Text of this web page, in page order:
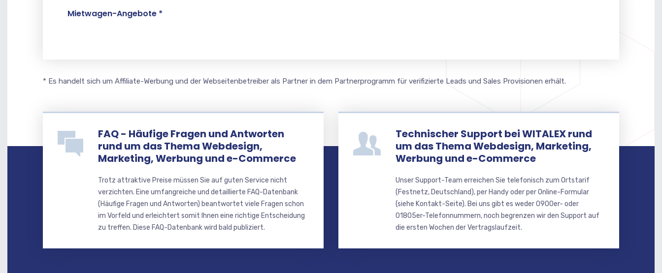
Mietwagen-Angebote *
* Es handelt sich um Affiliate-Werbung und der Webseitenbetreiber als Partner in dem Partnerprogramm für verifizierte Leads und Sales Provisionen erhält.
FAQ - Häufige Fragen und Antworten
rund um das Thema Webdesign,
Marketing, Werbung und e-Commerce
Trotz attraktive Preise müssen Sie auf guten Service nicht
verzichten. Eine umfangreiche und detaillierte FAQ-Datenbank
(Häufige Fragen und Antworten) beantwortet viele Fragen schon
im Vorfeld und erleichtert somit Ihnen eine richtige Entscheidung
zu treffen. Diese FAQ-Datenbank wird bald publiziert.
Technischer Support bei WITALEX rund
um das Thema Webdesign, Marketing,
Werbung und e-Commerce
Unser Support-Team erreichen Sie telefonisch zum Ortstarif
(Festnetz, Deutschland), per Handy oder per Online-Formular
(siehe Kontakt-Seite). Bei uns gibt es weder 0900er- oder
01805er-Telefonnummern, noch begrenzen wir den Support auf
die ersten Wochen der Vertragslaufzeit.